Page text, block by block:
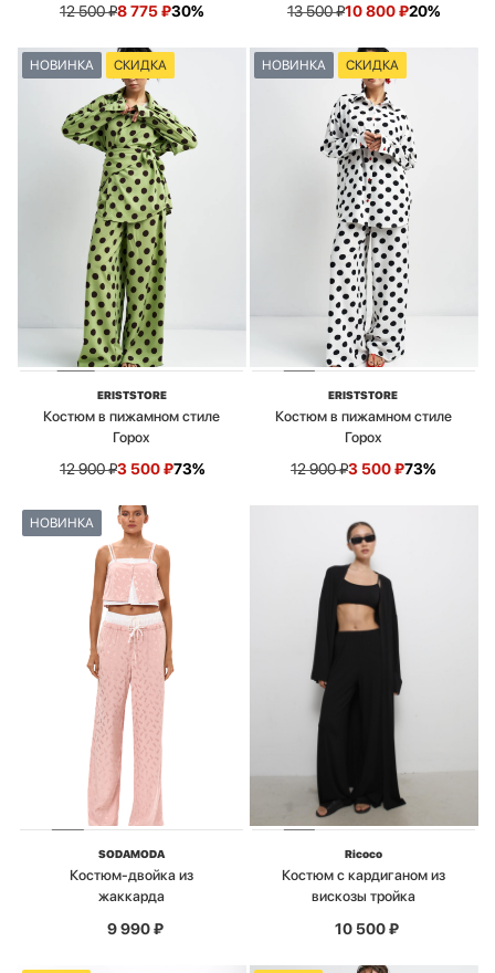
12 500₽8 775₽30% 13 500₽10 800₽20%
НОВИНКА СКИДКА
ERISTSTORE
Костюм в пижамном стиле
Горох
12 900₽3 500₽73%
НОВИНКА СКИДКА
ERISTSTORE
Костюм в пижамном стиле
Горох
12 900₽3 500₽73%
НОВИНКА
SODAMODA
Костюм-двойка из
жаккарда
9 990₽
Ricoco
Костюм с кардиганом из
вискозы тройка
10 500₽